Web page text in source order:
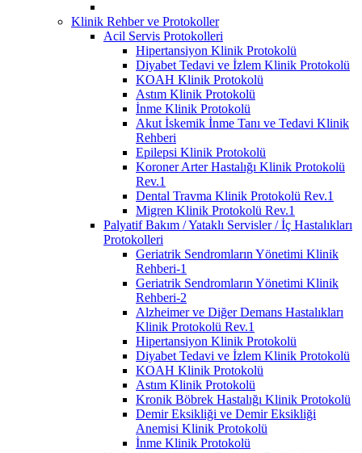
Klinik Rehber ve Protokoller
Acil Servis Protokolleri
Hipertansiyon Klinik Protokolü
Diyabet Tedavi ve İzlem Klinik Protokolü
KOAH Klinik Protokolü
Astım Klinik Protokolü
İnme Klinik Protokolü
Akut İskemik İnme Tanı ve Tedavi Klinik
Rehberi
Epilepsi Klinik Protokolü
Koroner Arter Hastalığı Klinik Protokolü
Rev.1
Dental Travma Klinik Protokolü Rev.1
Migren Klinik Protokolü Rev.1
Palyatif Bakım / Yataklı Servisler / İç Hastalıkları
Protokolleri
Geriatrik Sendromların Yönetimi Klinik
Rehberi-1
Geriatrik Sendromların Yönetimi Klinik
Rehberi-2
Alzheimer ve Diğer Demans Hastalıkları
Klinik Protokolü Rev.1
Hipertansiyon Klinik Protokolü
Diyabet Tedavi ve İzlem Klinik Protokolü
KOAH Klinik Protokolü
Astım Klinik Protokolü
Kronik Böbrek Hastalığı Klinik Protokolü
Demir Eksikliği ve Demir Eksikliği
Anemisi Klinik Protokolü
İnme Klinik Protokolü